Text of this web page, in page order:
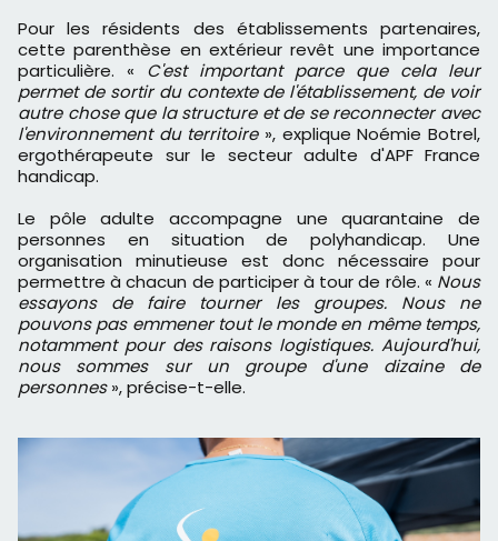
Pour les résidents des établissements partenaires,
cette parenthèse en extérieur revêt une importance
particulière. « C'est important parce que cela leur
permet de sortir du contexte de l'établissement, de voir
autre chose que la structure et de se reconnecter avec
l'environnement du territoire», explique Noémie Botrel,
ergothérapeute sur le secteur adulte d'APF France
handicap.
Le pôle adulte accompagne une quarantaine de
personnes en situation de polyhandicap. Une
organisation minutieuse est donc nécessaire pour
permettre à chacun de participer à tour de rôle. « Nous
essayons de faire tourner les groupes. Nous ne
pouvons pas emmener tout le monde en même temps,
notamment pour des raisons logistiques. Aujourd'hui,
nous sommes sur un groupe d'une dizaine de
personnes», précise-t-elle.